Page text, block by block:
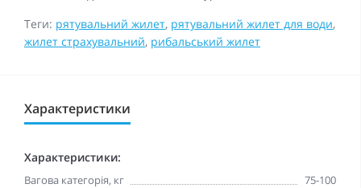
Теги: рятувальний жилет, рятувальний жилет для води,
жилет страхувальний, рибальський жилет
Характеристики
Характеристики:
Вагова категорія, кг 75-100